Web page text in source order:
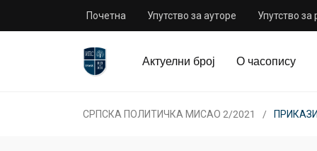
Почетна Упутство за ауторе Упутство за
Актуелни број О часопису
СРПСКА ПОЛИТИЧКА МИСАО 2/2021